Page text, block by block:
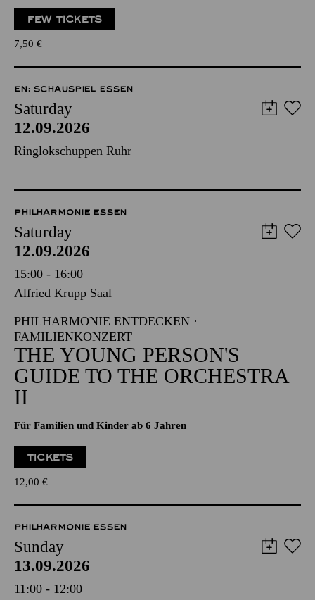
FEW TICKETS
7,50 €
EN: SCHAUSPIEL ESSEN
Saturday
12.09.2026
Ringlokschuppen Ruhr
PHILHARMONIE ESSEN
Saturday
12.09.2026
15:00 - 16:00
Alfried Krupp Saal
PHILHARMONIE ENTDECKEN ·
FAMILIENKONZERT
THE YOUNG PERSON'S
GUIDE TO THE ORCHESTRA
II
Für Familien und Kinder ab 6 Jahren
TICKETS
12,00 €
PHILHARMONIE ESSEN
Sunday
13.09.2026
11:00 - 12:00